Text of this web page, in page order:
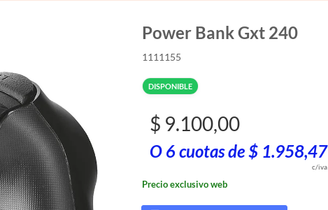
Power Bank Gxt 240
1111155
DISPONIBLE
$ 9.100,00
O 6 cuotas de $ 1.958,47
c/iva
Precio exclusivo web